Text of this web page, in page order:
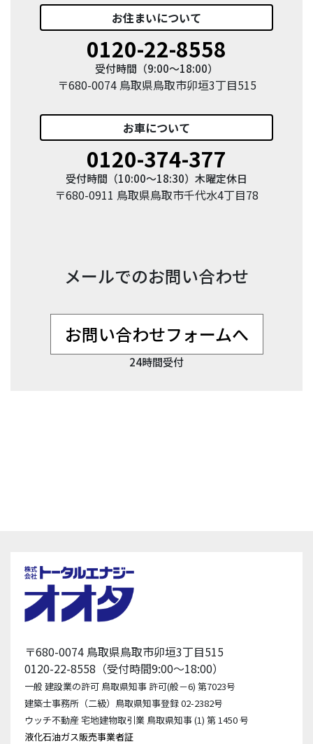
お住まいについて
0120-22-8558
受付時間（9:00〜18:00）
〒680-0074 鳥取県鳥取市卯垣3丁目515
お車について
0120-374-377
受付時間（10:00〜18:30）木曜定休日
〒680-0911 鳥取県鳥取市千代水4丁目78
メールでのお問い合わせ
お問い合わせフォームへ
24時間受付
〒680-0074 鳥取県鳥取市卯垣3丁目515
0120-22-8558（受付時間9:00〜18:00）
一般 建設業の許可 鳥取県知事 許可(般－6) 第7023号
建築士事務所（二級）鳥取県知事登録 02-2382号
ウッチ不動産 宅地建物取引業 鳥取県知事 (1) 第 1450 号
液化石油ガス販売事業者証